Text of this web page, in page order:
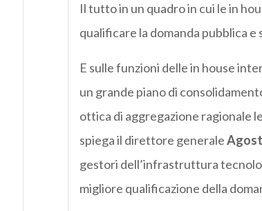
Il tutto in un quadro in cui le in
qualificare la domanda pubblica
E sulle funzioni delle in house
un grande piano di
ottica di aggregazione ragionale
spiega il direttore generale
gestori dell’infrastruttura
migliore qualificazione della